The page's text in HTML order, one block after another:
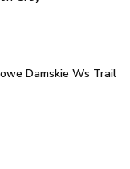
Damskie Ws Trail